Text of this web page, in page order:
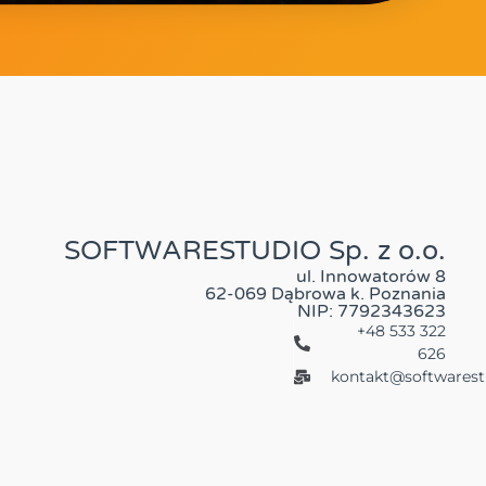
SOFTWARESTUDIO Sp. z o.o.
ul. Innowatorów 8
62-069 Dąbrowa k. Poznania
NIP: 7792343623
+48 533 322
626